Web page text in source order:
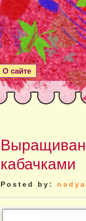
О сайте
кабачками
Posted by: nadya